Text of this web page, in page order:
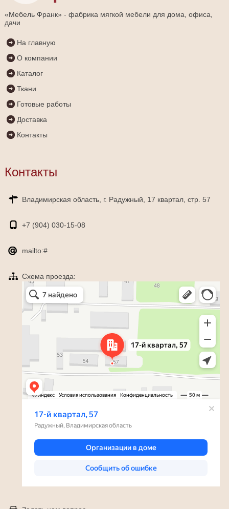
«Мебель Франк» - фабрика мягкой мебели для дома, офиса,
дачи
На главную
О компании
Каталог
Ткани
Готовые работы
Доставка
Контакты
Контакты
Владимирская область, г. Радужный, 17 квартал, стр. 57
+7 (904) 030-15-08
mailto:#
Схема проезда:
Яндекс Карты
Радужный — Яндекс Карты